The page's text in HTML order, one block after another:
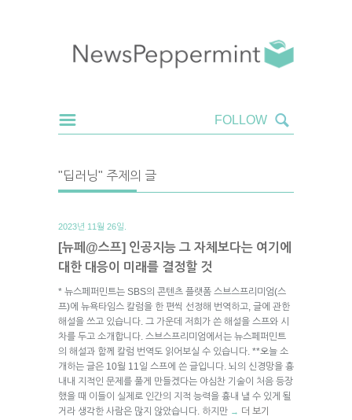
"딥러닝" 주제의 글
2023년 11월 26일.
[뉴페@스프] 인공지능 그 자체보다는 여기에
대한 대응이 미래를 결정할 것
* 뉴스페퍼민트는 SBS의 콘텐츠 플랫폼 스브스프리미엄(스
프)에 뉴욕타임스 칼럼을 한 편씩 선정해 번역하고, 글에 관한
해설을 쓰고 있습니다. 그 가운데 저희가 쓴 해설을 스프와 시
차를 두고 소개합니다. 스브스프리미엄에서는 뉴스페퍼민트
의 해설과 함께 칼럼 번역도 읽어보실 수 있습니다. **오늘 소
개하는 글은 10월 11일 스프에 쓴 글입니다. 뇌의 신경망을 흉
내내 지적인 문제를 풀게 만들겠다는 야심찬 기술이 처음 등장
했을 때 이들이 실제로 인간의 지적 능력을 흉내 낼 수 있게 될
거라 생각한 사람은 많지 않았습니다. 하지만 → 더 보기